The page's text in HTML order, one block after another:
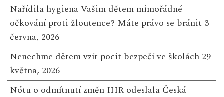
Nařídila hygiena Vašim dětem mimořádné
očkování proti žloutence? Máte právo se bránit 3
června, 2026
Nenechme dětem vzít pocit bezpečí ve školách 29
května, 2026
Nótu o odmítnutí změn IHR odeslala Česká